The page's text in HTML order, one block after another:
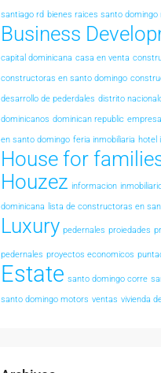
santiago rd bienes raices santo domingo
Business
capital dominicana casa en venta
constructoras en santo domingo
desarrollo de pederdales distrito
dominicanos dominican republic
en santo domingo feria inmobiliaria hotel
House for
Houzez informacion
dominicana lista de constructoras en
Luxury pedernales proiedades
pedernales proyectos economicos
Estate santo domingo corre
santo domingo motors ventas vivienda